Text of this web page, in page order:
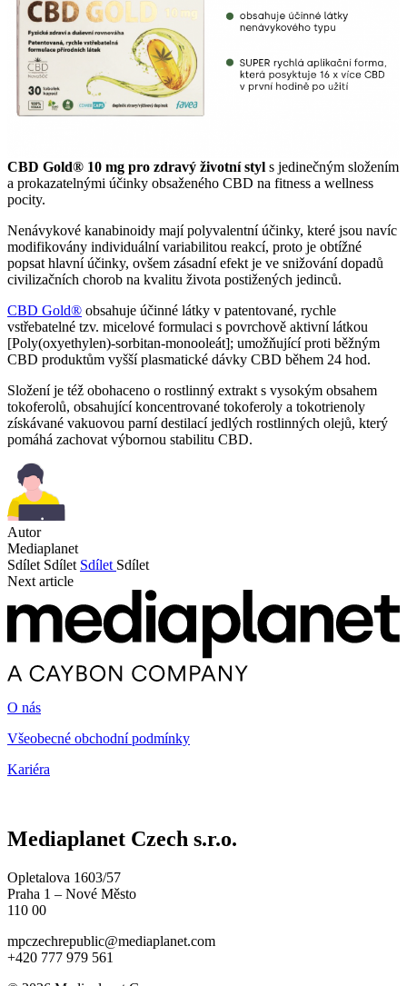
CBD Gold® 10 mg pro zdravý životní styl s jedinečným složením
a prokazatelnými účinky obsaženého CBD na fitness a wellness
pocity.
Nenávykové kanabinoidy mají polyvalentní účinky, které jsou navíc
modifikovány individuální variabilitou reakcí, proto je obtížné
popsat hlavní účinky, ovšem zásadní efekt je ve snižování dopadů
civilizačních chorob na kvalitu života postižených jedinců.
CBD Gold® obsahuje účinné látky v patentované, rychle
vstřebatelné tzv. micelové formulaci s povrchově aktivní látkou
[Poly(oxyethylen)-sorbitan-monooleát]; umožňující proti běžným
CBD produktům vyšší plasmatické dávky CBD během 24 hod.
Složení je též obohaceno o rostlinný extrakt s vysokým obsahem
tokoferolů, obsahující koncentrované tokoferoly a tokotrienoly
získávané vakuovou parní destilací jedlých rostlinných olejů, který
pomáhá zachovat výbornou stabilitu CBD.
Autor
Mediaplanet
Sdílet Sdílet Sdílet Sdílet
Next article
O nás
Všeobecné obchodní podmínky
Kariéra
Mediaplanet Czech s.r.o.
Opletalova 1603/57
Praha 1 – Nové Město
110 00
mpczechrepublic@mediaplanet.com
+420 777 979 561